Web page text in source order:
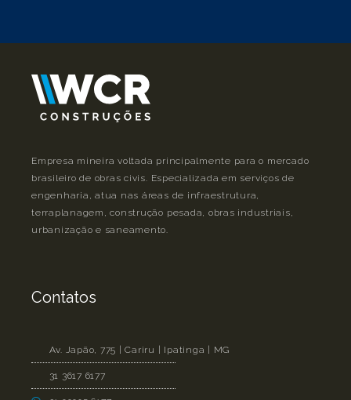
Empresa mineira voltada principalmente para o mercado
brasileiro de obras civis. Especializada em serviços de
engenharia, atua nas áreas de infraestrutura,
terraplanagem, construção pesada, obras industriais,
urbanização e saneamento.
Contatos
Av. Japão, 775 | Cariru | Ipatinga | MG
31 3617 6177